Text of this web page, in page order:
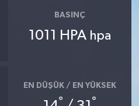
BASINÇ
1011 HPA hpa
EN DÜŞÜK / EN YÜKSEK
° °